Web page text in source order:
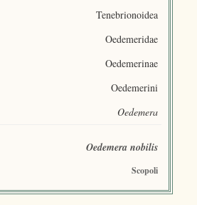
Tenebrionoidea
Oedemeridae
Oedemerinae
Oedemerini
Oedemera
Oedemera nobilis
Scopoli